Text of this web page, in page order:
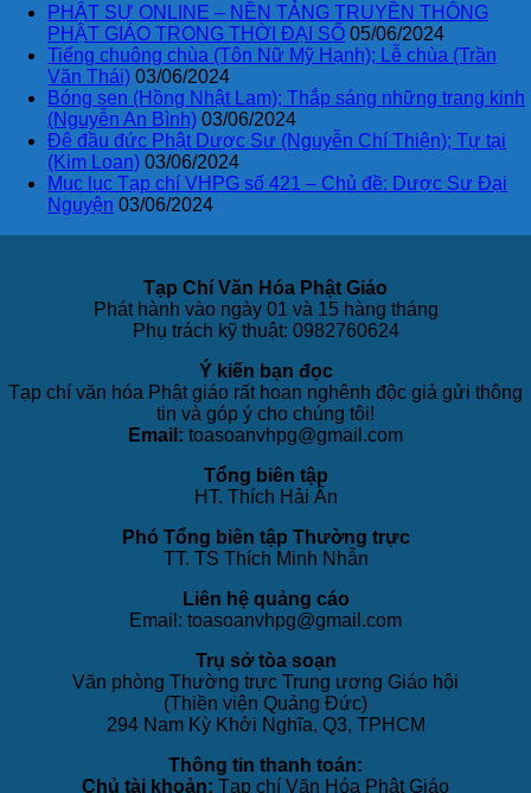
PHẬT SỰ ONLINE – NỀN TẢNG TRUYỀN THÔNG
PHẬT GIÁO TRONG THỜI ĐẠI SỐ 05/06/2024
Tiếng chuông chùa (Tôn Nữ Mỹ Hạnh); Lễ chùa (Trần
Văn Thái) 03/06/2024
Bóng sen (Hồng Nhật Lam); Thắp sáng những trang kinh
(Nguyễn An Bình) 03/06/2024
Đê đầu đức Phật Dược Sư (Nguyễn Chí Thiện); Tự tại
(Kim Loan) 03/06/2024
Mục lục Tạp chí VHPG số 421 – Chủ đề: Dược Sư Đại
Nguyện 03/06/2024
Tạp Chí Văn Hóa Phật Giáo
Phát hành vào ngày 01 và 15 hàng tháng
Phụ trách kỹ thuật: 0982760624
Ý kiến bạn đọc
Tạp chí văn hóa Phật giáo rất hoan nghênh độc giả gửi thông
tin và góp ý cho chúng tôi!
Email: toasoanvhpg@gmail.com
Tổng biên tập
HT. Thích Hải Ấn
Phó Tổng biên tập Thường trực
TT. TS Thích Minh Nhẫn
Liên hệ quảng cáo
Email: toasoanvhpg@gmail.com
Trụ sở tòa soạn
Văn phòng Thường trực Trung ương Giáo hội
(Thiền viện Quảng Đức)
294 Nam Kỳ Khởi Nghĩa, Q3, TPHCM
Thông tin thanh toán:
Chủ tài khoản: Tạp chí Văn Hóa Phật Giáo